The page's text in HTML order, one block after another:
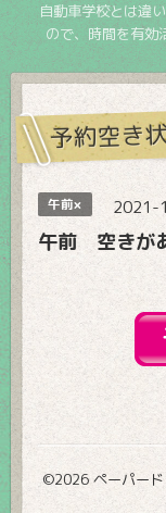
自動車学校とは違
ので、時間を有効
予約空き
午前× 2021-
午前 空きが
©2026 ペーパー